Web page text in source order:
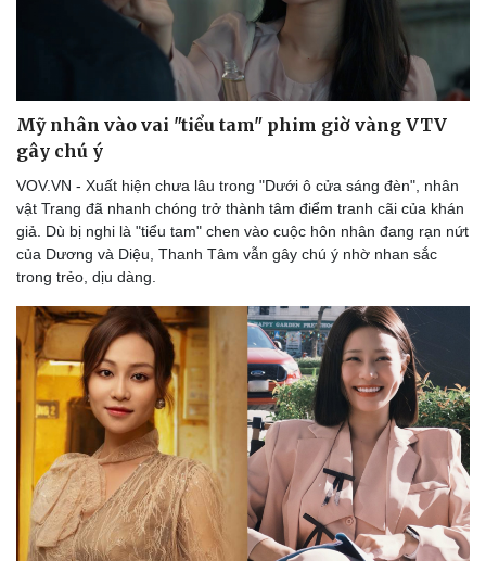
Mỹ nhân vào vai "tiểu tam" phim giờ vàng VTV
gây chú ý
VOV.VN - Xuất hiện chưa lâu trong "Dưới ô cửa sáng đèn", nhân
vật Trang đã nhanh chóng trở thành tâm điểm tranh cãi của khán
giả. Dù bị nghi là "tiểu tam" chen vào cuộc hôn nhân đang rạn nứt
của Dương và Diệu, Thanh Tâm vẫn gây chú ý nhờ nhan sắc
trong trẻo, dịu dàng.